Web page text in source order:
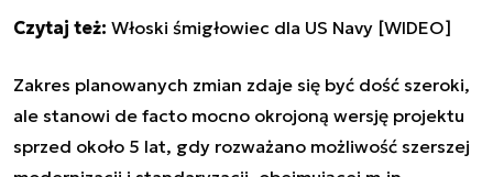
Czytaj też: Włoski śmigłowiec dla US Navy [WIDEO]
Zakres planowanych zmian zdaje się być dość szeroki,
ale stanowi de facto mocno okrojoną wersję projektu
sprzed około 5 lat, gdy rozważano możliwość szerszej